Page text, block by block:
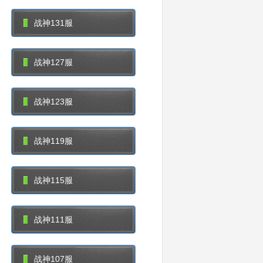
战神131服
战神127服
战神123服
战神119服
战神115服
战神111服
战神107服